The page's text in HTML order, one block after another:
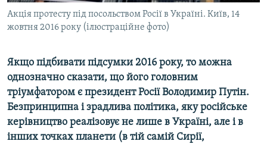
ІНФОГРАФІКА
ДОЛУЧАЙСЯ!
Усі сайти RFE/RL
Акція протесту під посольством Росії в Україні. Київ, 14
жовтня 2016 року (ілюстраційне фото)
Якщо підбивати підсумки 2016 року, то можна
однозначно сказати, що його головним
тріумфатором є президент Росії Володимир Путін.
Безпринципна і зрадлива політика, яку російське
керівництво реалізовує не лише в Україні, але і в
інших точках планети (в тій самій Сирії,